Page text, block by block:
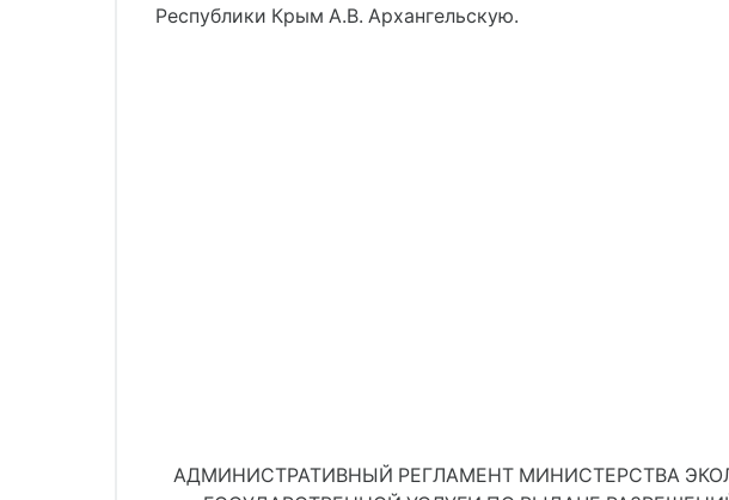
Республики Крым А.В. Архангельскую.
АДМИНИСТРАТИВНЫЙ РЕГЛАМЕНТ МИНИСТЕРСТВА